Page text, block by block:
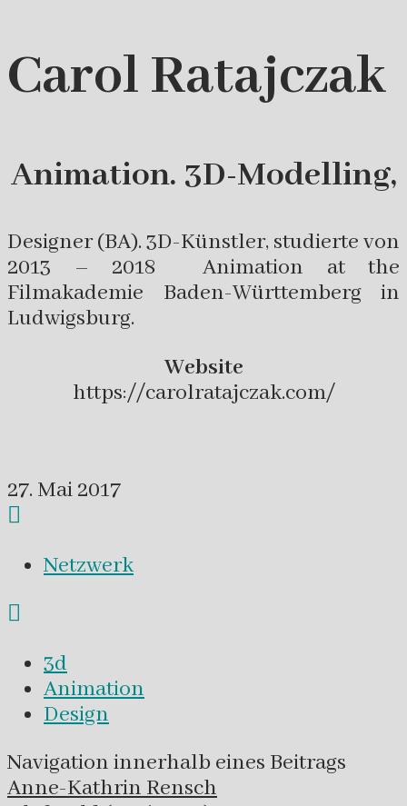
Carol Ratajczak
Animation. 3D-Modelling,
Designer (BA). 3D-Künstler, studierte von
2013 – 2018 Animation at the
Filmakademie Baden-Württemberg in
Ludwigsburg.
Website
https://carolratajczak.com/
27. Mai 2017
Netzwerk
3d
Animation
Design
Navigation innerhalb eines Beitrags
Anne-Kathrin Rensch